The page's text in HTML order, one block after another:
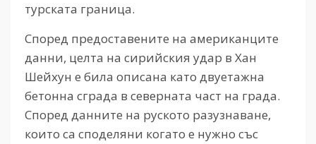
турската граница.
Според предоставените на американците
данни, целта на сирийския удар в Хан
Шейхун е била описана като двуетажна
бетонна сграда в северната част на града.
Според данните на руското разузнаване,
които са споделяни когато е нужно със